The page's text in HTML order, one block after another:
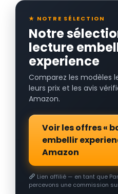
★ NOTRE SÉLECTION
Notre
lecture
experience
Comparez les modèles
leurs prix et les avis
Amazon.
Voir les offres «
embellir
Amazon
Lien affilié — en tant que
percevons une commission